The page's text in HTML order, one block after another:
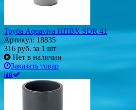
Труба Aquaviva НПВХ SDR 41
Артикул: 18835
316 руб. за 1 шт
Нет в наличии
Заказать товар